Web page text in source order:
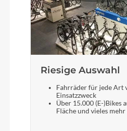
Rücklicht
B&M Toplight
Vorderrad
Shimano Deore M6000
Riesige Auswahl
Fahrräder für jede Art
Einsatzzweck
Über 15.000 (E-)Bikes
Fläche und vieles mehr